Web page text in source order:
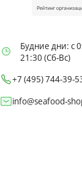
Будние дни: с
21:30 (Сб-Вс)
+7 (495) 744-39-
info@seafood-